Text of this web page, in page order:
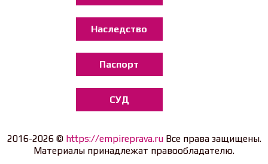
Наследство
Паспорт
СУД
2016-2026 © https://empireprava.ruВсе права защищены.
Материалы принадлежат правообладателю.